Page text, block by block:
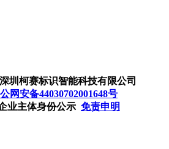
圳柯赛标识智能科技有限公司
网安备44030702001648号
业主体身份公示 免责申明